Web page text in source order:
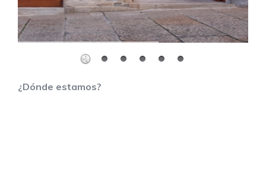
¿Dónde estamos?